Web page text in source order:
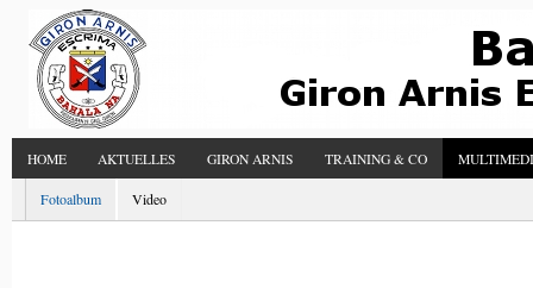
HOME AKTUELLES GIRON ARNIS TRAINING & CO
Fotoalbum Video